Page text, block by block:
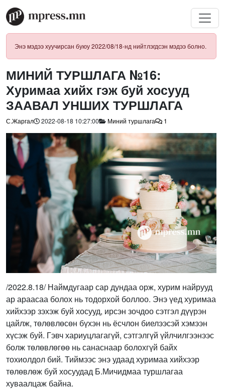
Энэ мэдээ хуучирсан буюу 2022/08/18-нд нийтлэгдсэн мэдээ болно.
МИНИЙ ТУРШЛАГА №16:
Хуримаа хийх гэж буй хосууд
ЗААВАЛ УНШИХ ТУРШЛАГА
С.Жаргал 2022-08-18 10:27:00 Миний туршлага 1
/2022.8.18/ Наймдугаар сар дундаа орж, хурим найрууд
ар араасаа болох нь тодорхой боллоо. Энэ үед хуримаа
хийхээр зэхэж буй хосууд, ирсэн зочдоо сэтгэл дүүрэн
цайлж, төлөвлөсөн бүхэн нь ёсчлон биелээсэй хэмээн
хүсэж буй. Гэвч хариуцлагагүй, сэтгэлгүй үйлчилгээнээс
болж төлөвлөгөө нь санаснаар болохгүй байх
тохиолдол бий. Тиймээс энэ удаад хуримаа хийхээр
төлөвлөж буй хосуудад Б.Мичидмаа туршлагаа
хуваалцаж байна.